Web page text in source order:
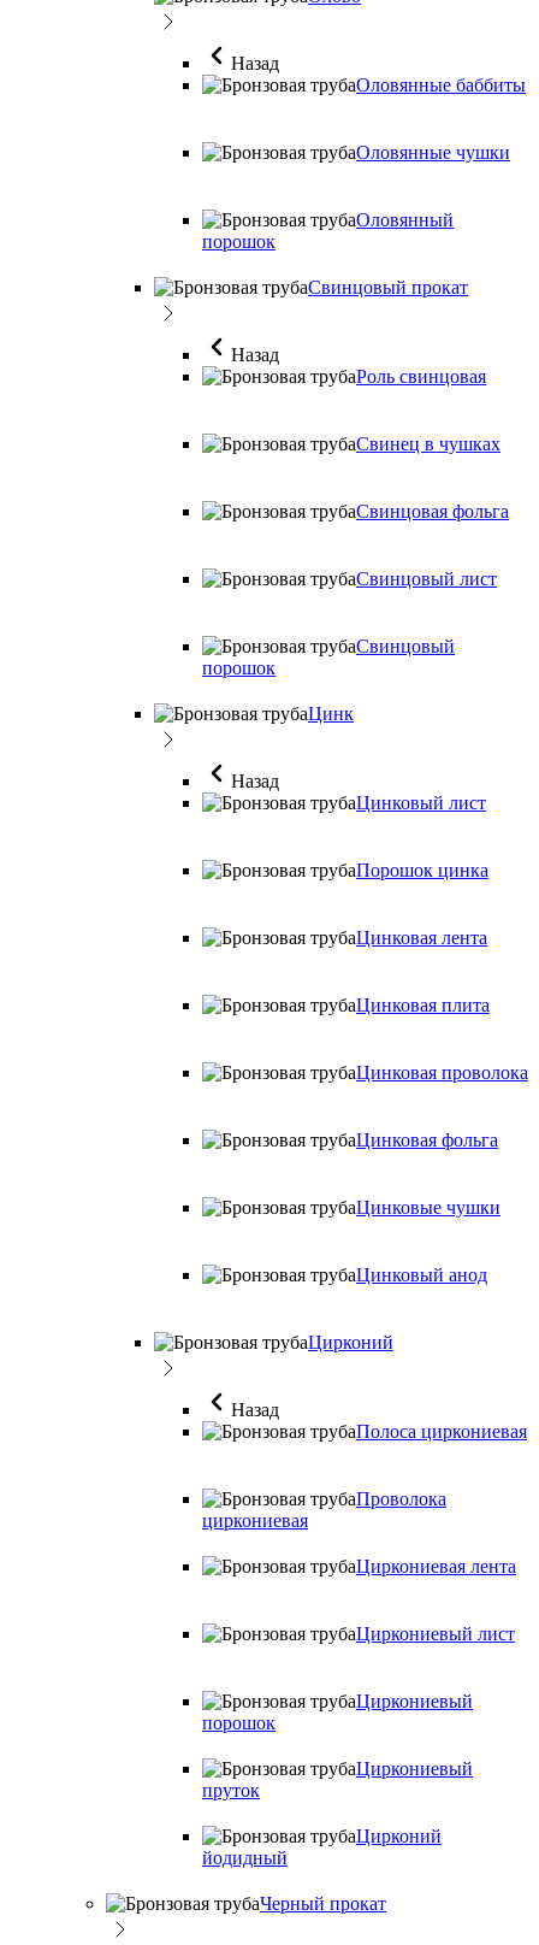
Назад
Оловянные баббиты
Оловянные чушки
Оловянный
порошок
Свинцовый прокат
Назад
Роль свинцовая
Свинец в чушках
Свинцовая фольга
Свинцовый лист
Свинцовый
порошок
Цинк
Назад
Цинковый лист
Порошок цинка
Цинковая лента
Цинковая плита
Цинковая проволока
Цинковая фольга
Цинковые чушки
Цинковый анод
Цирконий
Назад
Полоса циркониевая
Проволока
циркониевая
Циркониевая лента
Циркониевый лист
Циркониевый
порошок
Циркониевый
пруток
Цирконий
йодидный
Черный прокат